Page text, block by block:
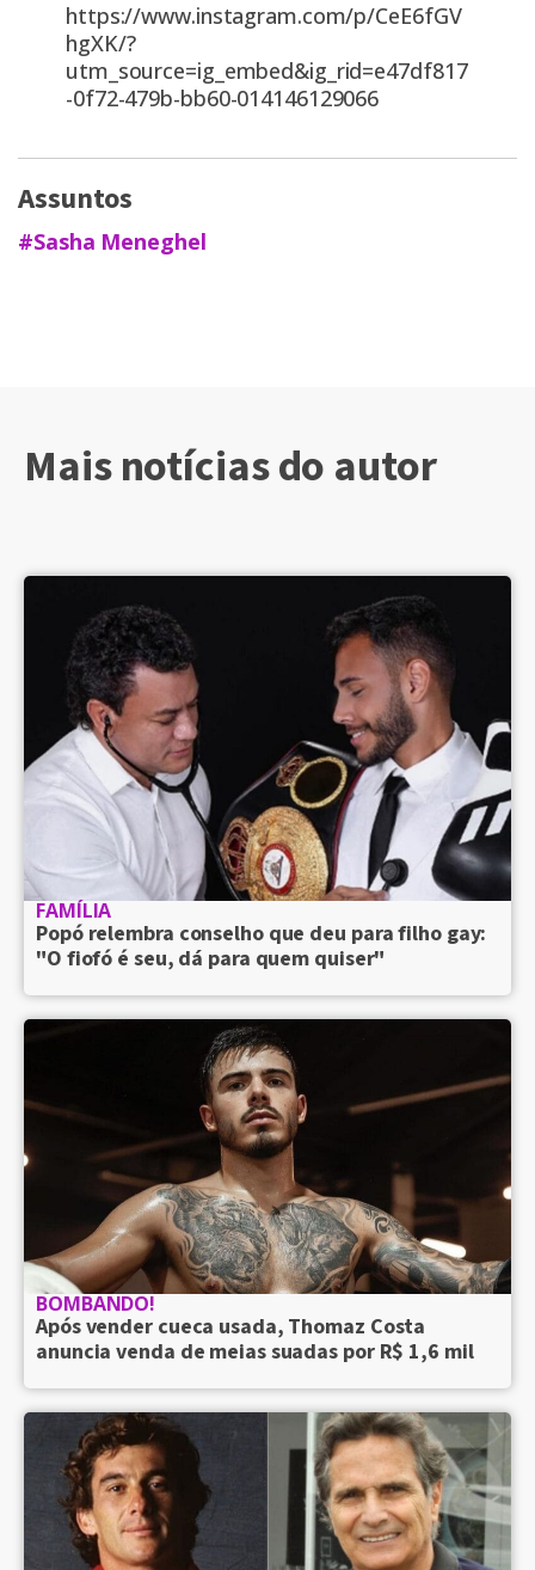
https://www.instagram.com/p/CeE6fGV
hgXK/?
utm_source=ig_embed&ig_rid=e47df817
-0f72-479b-bb60-014146129066
Assuntos
#Sasha Meneghel
Mais notícias do autor
FAMÍLIA
Popó relembra conselho que deu para filho gay:
"O fiofó é seu, dá para quem quiser"
BOMBANDO!
Após vender cueca usada, Thomaz Costa
anuncia venda de meias suadas por R$ 1,6 mil